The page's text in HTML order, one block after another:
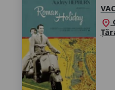
location_on